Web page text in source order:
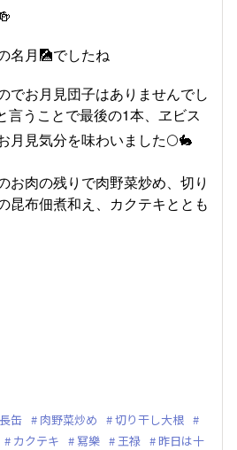
名月🎑でしたね
でお月見団子はありませんでし
言うことで最後の1本、ヱビス
月見気分を味わいました🌕️🐇
お肉の残りで肉野菜炒め、切り
昆布佃煮和え、カクテキととも
缶 肉野菜炒め
切り干し大根
カクテキ 冩樂 王禄
昨日は十